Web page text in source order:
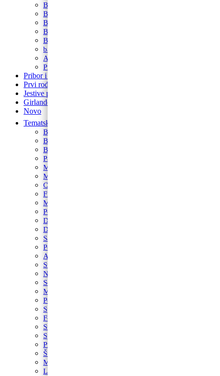
Baloni za djevojačku i momačku
Baloni za promociju
Balon folija okrugli s motivima
Balon brojevi
Balon broj samostojeći
balon za rođendan
Airwalker
Pribor i pomagala
Pribor i pomagala
Prvi rođendan
Jestive pokrivke
Girlande
Novo
Tematski rođendani
Barbie
Bing
Baby Shark
Paw Patrol
Minie
Miki
Cocomelon
Frozen
Munjeviti Jurić
Pokemon
Dinosauri
Domaće životinje
Safari
Peppa Pig
Autići i strojevi
Svemir
Nogomet
Sonic
Minecraft
Peppa Pig
Spider-Man
Fortnite
Star Wars
Spužva Bob
Princeze
Šumske životinje
Maša i Medvjed
LOL